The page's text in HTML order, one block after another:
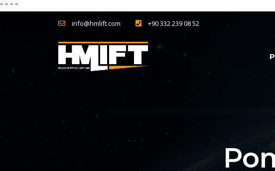
" " " "
info@hmlift.com +90 332 239 08 52